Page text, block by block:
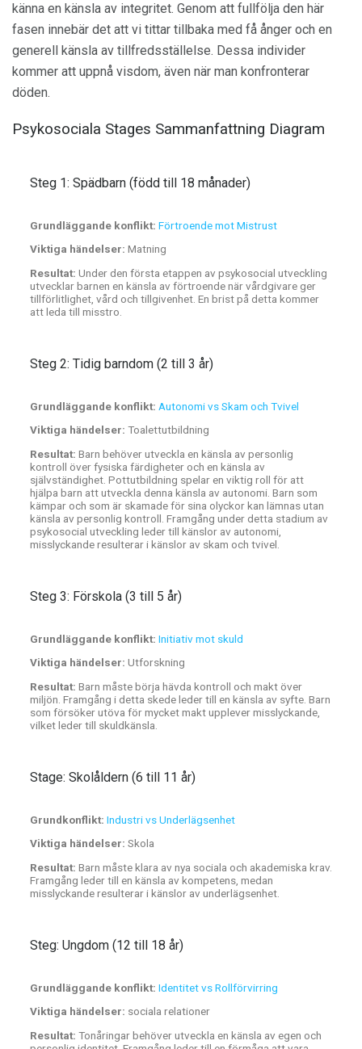
känna en känsla av integritet. Genom att fullfölja den här
fasen innebär det att vi tittar tillbaka med få ånger och en
generell känsla av tillfredsställelse. Dessa individer
kommer att uppnå visdom, även när man konfronterar
döden.
Psykosociala Stages Sammanfattning Diagram
Steg 1: Spädbarn (född till 18 månader)
Grundläggande konflikt: Förtroende mot Mistrust
Viktiga händelser: Matning
Resultat: Under den första etappen av psykosocial utveckling
utvecklar barnen en känsla av förtroende när vårdgivare ger
tillförlitlighet, vård och tillgivenhet. En brist på detta kommer
att leda till misstro.
Steg 2: Tidig barndom (2 till 3 år)
Grundläggande konflikt: Autonomi vs Skam och Tvivel
Viktiga händelser: Toalettutbildning
Resultat: Barn behöver utveckla en känsla av personlig
kontroll över fysiska färdigheter och en känsla av
självständighet. Pottutbildning spelar en viktig roll för att
hjälpa barn att utveckla denna känsla av autonomi. Barn som
kämpar och som är skamade för sina olyckor kan lämnas utan
känsla av personlig kontroll. Framgång under detta stadium av
psykosocial utveckling leder till känslor av autonomi,
misslyckande resulterar i känslor av skam och tvivel.
Steg 3: Förskola (3 till 5 år)
Grundläggande konflikt: Initiativ mot skuld
Viktiga händelser: Utforskning
Resultat: Barn måste börja hävda kontroll och makt över
miljön. Framgång i detta skede leder till en känsla av syfte. Barn
som försöker utöva för mycket makt upplever misslyckande,
vilket leder till skuldkänsla.
Stage: Skolåldern (6 till 11 år)
Grundkonflikt: Industri vs Underlägsenhet
Viktiga händelser: Skola
Resultat: Barn måste klara av nya sociala och akademiska krav.
Framgång leder till en känsla av kompetens, medan
misslyckande resulterar i känslor av underlägsenhet.
Steg: Ungdom (12 till 18 år)
Grundläggande konflikt: Identitet vs Rollförvirring
Viktiga händelser: sociala relationer
Resultat: Tonåringar behöver utveckla en känsla av egen och